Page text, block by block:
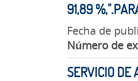
91,89
Fecha de
Número de
SERVICIO DE